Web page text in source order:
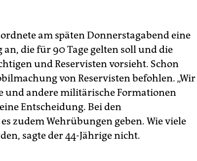
am späten Donnerstagabend eine
die für 90 Tage gelten soll und die
und Reservisten vorsieht. Schon
von Reservisten befohlen. „Wir
und andere militärische Formationen
Entscheidung. Bei den
zudem Wehrübungen geben. Wie viele
sagte der 44-Jährige nicht.